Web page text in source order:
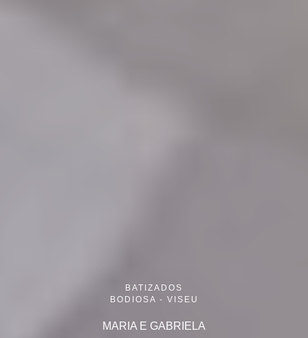
BATIZADOS
BODIOSA - VISEU
MARIA E GABRIELA